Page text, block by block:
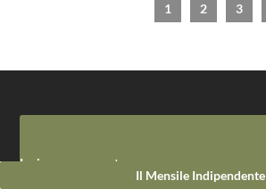
Il Mensile Indipendente
1 2 3
Invia un commento